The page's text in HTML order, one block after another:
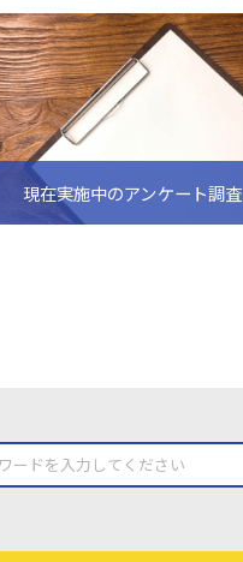
現在実施中のアンケート調査